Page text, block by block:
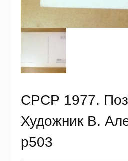
СРСР 1977.
Художник В.
р503